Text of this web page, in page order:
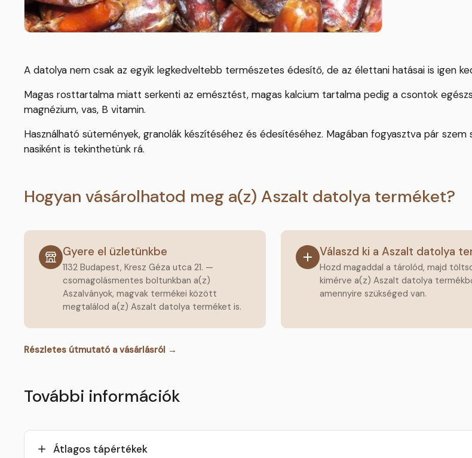
A datolya nem csak az egyik legkedveltebb természetes édesítő, de az élettani hatásai is igen
Magas rosttartalma miatt serkenti az emésztést, magas kalcium tartalma pedig a csontok
magnézium, vas, B vitamin.
Használható sütemények, granolák készítéséhez és édesítéséhez. Magában fogyasztva pár
nasiként is tekinthetünk rá.
Hogyan vásárolhatod meg a(z) Aszalt datolya terméket?
Gyere el üzletünkbe
1132 Budapest, Kresz Géza utca 21. —
csomagolásmentes boltunkban a(z)
Aszalványok, magvak termékei között
megtalálod a(z) Aszalt datolya terméket is.
Válaszd ki a Aszalt datolya
Hozd magaddal a tárolód, majd
kimérve a(z) Aszalt datolya
amennyire szükséged van.
Részletes útmutató a vásárlásról →
További információk
Átlagos tápértékek